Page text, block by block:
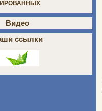
Видео
ссылки